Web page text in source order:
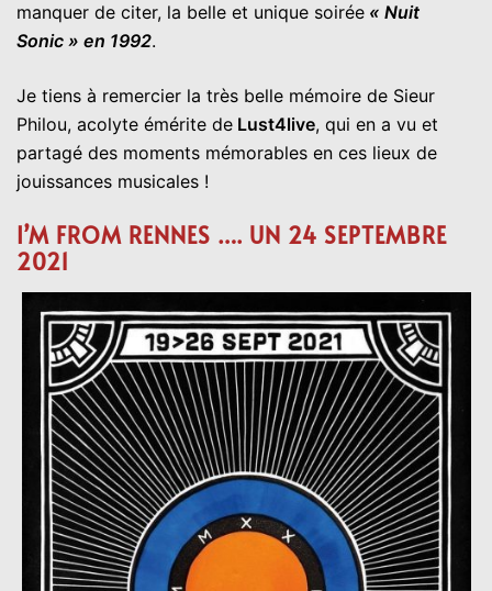
manquer de citer, la belle et unique soirée « Nuit
Sonic » en 1992.
Je tiens à remercier la très belle mémoire de Sieur
Philou, acolyte émérite de Lust4live, qui en a vu et
partagé des moments mémorables en ces lieux de
jouissances musicales !
I’M FROM RENNES …. UN 24 SEPTEMBRE
2021